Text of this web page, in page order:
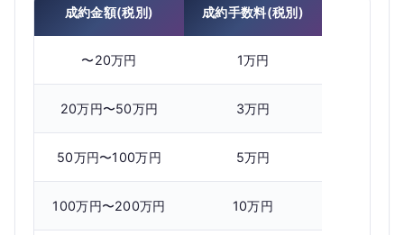
成約金額(税別) 成約手数料(税別)
〜20万円 1万円
20万円〜50万円 3万円
50万円〜100万円 5万円
100万円〜200万円 10万円